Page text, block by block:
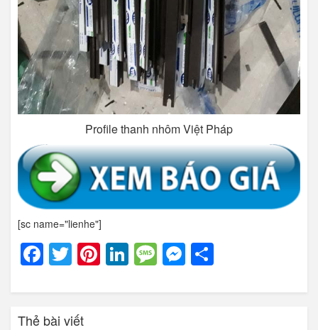
Profile thanh nhôm Việt Pháp
[sc name="lienhe"]
Facebook
Twitter
Pinterest
LinkedIn
Message
Messenger
Thẻ bài viết